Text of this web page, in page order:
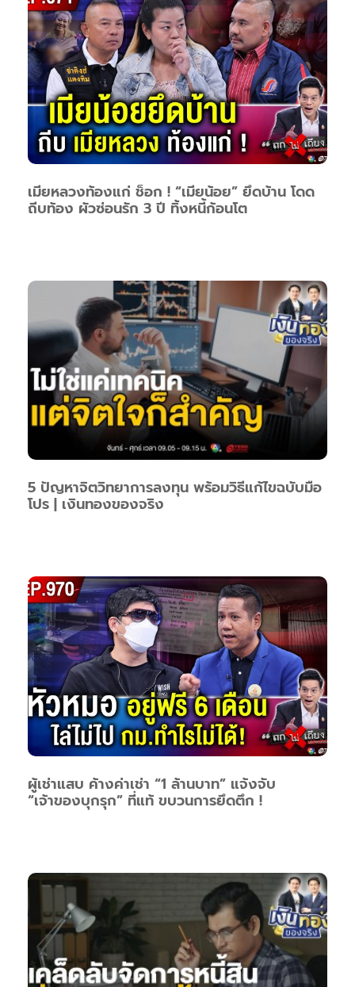
เมียหลวงท้องแก่ ช็อก ! “เมียน้อย” ยึดบ้าน โดด
ถีบท้อง ผัวซ่อนรัก 3 ปี ทิ้งหนี้ก้อนโต
5 ปัญหาจิตวิทยาการลงทุน พร้อมวิธีแก้ไขฉบับมือ
โปร | เงินทองของจริง
ผู้เช่าแสบ ค้างค่าเช่า “1 ล้านบาท” แจ้งจับ
“เจ้าของบุกรุก” ที่แท้ ขบวนการยึดตึก !